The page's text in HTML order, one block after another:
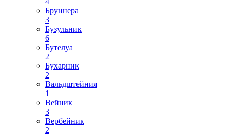
Бруннера
3
Бузульник
6
Бутелуа
2
Бухарник
2
Вальдштейния
1
Вейник
3
Вербейник
2